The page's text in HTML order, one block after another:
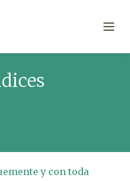
y con toda